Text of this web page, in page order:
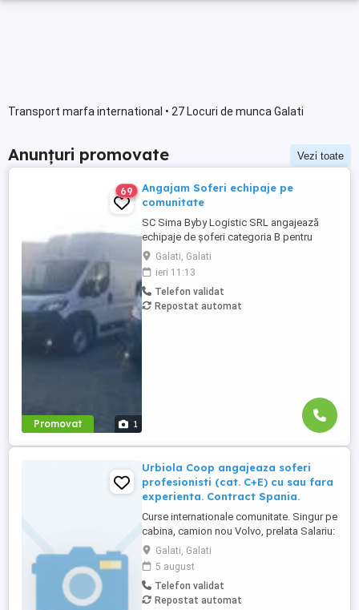
Transport marfa international • 27 Locuri de munca Galati
Anunțuri promovate Vezi toate
Promovat 1
69
Angajam Soferi echipaje pe
comunitate
SC Sima Byby Logistic SRL angajează
echipaje de șoferi categoria B pentru
transport internațional (comunitate)!
Căutăm echipaje formate din 2 șoferi,
posesori ai permisului categoria B, pentru
transport internațional de marfă. Oferim:
Salariu între 1.800 și 2.200 Program: 2 luni
Galati, Galati
ieri 11:13
Telefon validat
Repostat automat
Urbiola Coop angajeaza soferi
profesionisti (cat. C+E) cu sau fara
experienta. Contract Spania.
Curse internationale comunitate. Singur pe
cabina, camion nou Volvo, prelata Salariu:
2700 luna net 12.000 km (garantat) Prima
0,06 camion km extra peste 12000 km; +
100 prima la angajare pt. ADR; + 300 prima
pentru 6 luni lucrate; + 300 prima pentru 9
luni lucrate; + 300 prima pentru 12 luni
Galati, Galati
5 august
Telefon validat
Repostat automat